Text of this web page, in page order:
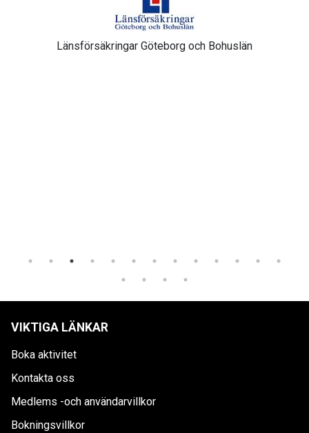
Länsförsäkringar Göteborg och Bohuslän
VIKTIGA LÄNKAR
Boka aktivitet
Kontakta oss
Medlems -och användarvillkor
Bokningsvillkor